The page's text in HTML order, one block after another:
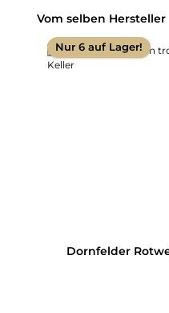
Produktgalerie überspringen
Vom selben Hersteller
Nur 6 auf Lager!
Dornfelder